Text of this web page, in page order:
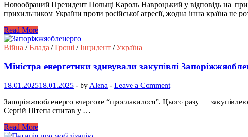
Новообраний Президент Польщі Кароль Навроцький у відповідь на
прихильником України проти російської агресії, жодна інша країна не
Read More
Війна /Влада /Гроші /Інцидент /Україна
Міністра енергетики здивували закупівлі
18.01.202518.01.2025 - by Alena - Leave a Comment
Запоріжжяобленерго вчергове “прославилося”. Цього разу —
Сергій Штепа спитав у …
Read More